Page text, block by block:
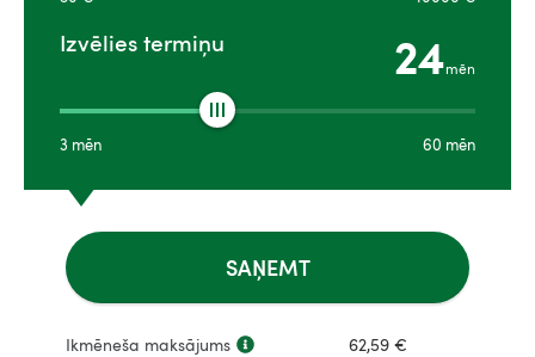
Izvēlies termiņu 24mēn
3 mēn 60 mēn
SAŅEMT
Ikmēneša maksājums 62,59 €